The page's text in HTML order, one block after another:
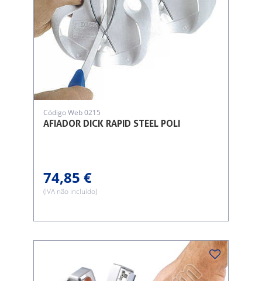
AFIADOR DICK RAPID STEEL POLI
Código Web 0215
74,85 €
(IVA não incluído)